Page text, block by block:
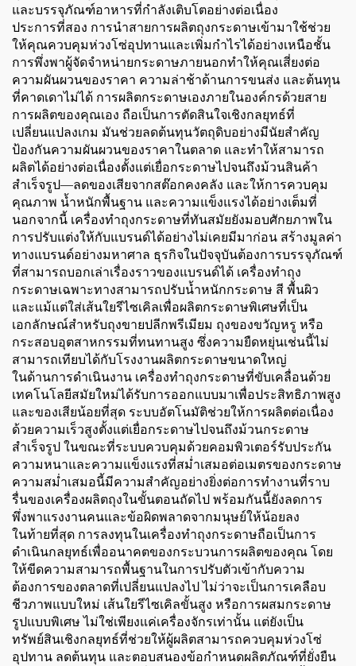
และบรรจุภัณฑ์อาหารที่กำลังเติบโตอย่างต่อเนื่อง
ประการที่สอง การนำสายการผลิตถุงกระดาษเข้ามาใช้ช่วย
ให้คุณควบคุมห่วงโซ่อุปทานและเพิ่มกำไรได้อย่างเหนือชั้น
การพึ่งพาผู้จัดจำหน่ายกระดาษภายนอกทำให้คุณเสี่ยงต่อ
ความผันผวนของราคา ความล่าช้าด้านการขนส่ง และต้นทุน
ที่คาดเดาไม่ได้ การผลิตกระดาษเองภายในองค์กรด้วยสาย
การผลิตของคุณเอง ถือเป็นการตัดสินใจเชิงกลยุทธ์ที่
เปลี่ยนแปลงเกม มันช่วยลดต้นทุนวัตถุดิบอย่างมีนัยสำคัญ
ป้องกันความผันผวนของราคาในตลาด และทำให้สามารถ
ผลิตได้อย่างต่อเนื่องตั้งแต่เยื่อกระดาษไปจนถึงม้วนสินค้า
สำเร็จรูป—ลดของเสียจากสต๊อกคงคลัง และให้การควบคุม
คุณภาพ น้ำหนักพื้นฐาน และความแข็งแรงได้อย่างเต็มที่
นอกจากนี้ เครื่องทำถุงกระดาษที่ทันสมัยยังมอบศักยภาพใน
การปรับแต่งให้กับแบรนด์ได้อย่างไม่เคยมีมาก่อน สร้างมูลค่า
ทางแบรนด์อย่างมหาศาล ธุรกิจในปัจจุบันต้องการบรรจุภัณฑ์
ที่สามารถบอกเล่าเรื่องราวของแบรนด์ได้ เครื่องทำถุง
กระดาษเฉพาะทางสามารถปรับน้ำหนักกระดาษ สี พื้นผิว
และแม้แต่ใส่เส้นใยรีไซเคิลเพื่อผลิตกระดาษพิเศษที่เป็น
เอกลักษณ์สำหรับถุงขายปลีกพรีเมียม ถุงของขวัญหรู หรือ
กระสอบอุตสาหกรรมที่ทนทานสูง ซึ่งความยืดหยุ่นเช่นนี้ไม่
สามารถเทียบได้กับโรงงานผลิตกระดาษขนาดใหญ่
ในด้านการดำเนินงาน เครื่องทำถุงกระดาษที่ขับเคลื่อนด้วย
เทคโนโลยีสมัยใหม่ได้รับการออกแบบมาเพื่อประสิทธิภาพสูง
และของเสียน้อยที่สุด ระบบอัตโนมัติช่วยให้การผลิตต่อเนื่อง
ด้วยความเร็วสูงตั้งแต่เยื่อกระดาษไปจนถึงม้วนกระดาษ
สำเร็จรูป ในขณะที่ระบบควบคุมด้วยคอมพิวเตอร์รับประกัน
ความหนาและความแข็งแรงที่สม่ำเสมอต่อเมตรของกระดาษ
ความสม่ำเสมอนี้มีความสำคัญอย่างยิ่งต่อการทำงานที่ราบ
รื่นของเครื่องผลิตถุงในขั้นตอนถัดไป พร้อมกันนี้ยังลดการ
พึ่งพาแรงงานคนและข้อผิดพลาดจากมนุษย์ให้น้อยลง
ในท้ายที่สุด การลงทุนในเครื่องทำถุงกระดาษถือเป็นการ
ดำเนินกลยุทธ์เพื่ออนาคตของกระบวนการผลิตของคุณ โดย
ให้ขีดความสามารถพื้นฐานในการปรับตัวเข้ากับความ
ต้องการของตลาดที่เปลี่ยนแปลงไป ไม่ว่าจะเป็นการเคลือบ
ชีวภาพแบบใหม่ เส้นใยรีไซเคิลขั้นสูง หรือการผสมกระดาษ
รูปแบบพิเศษ ไม่ใช่เพียงแค่เครื่องจักรเท่านั้น แต่ยังเป็น
ทรัพย์สินเชิงกลยุทธ์ที่ช่วยให้ผู้ผลิตสามารถควบคุมห่วงโซ่
อุปทาน ลดต้นทุน และตอบสนองข้อกำหนดผลิตภัณฑ์ที่ยั่งยืน